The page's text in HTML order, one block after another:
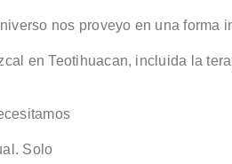
nos proveyo en una forma
en Teotihuacan, incluida la
Solo